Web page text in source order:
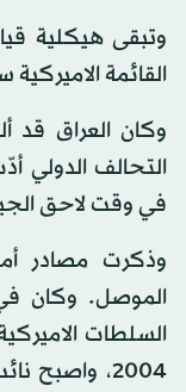
وتبقى هيكلية
القائمة
وكان العراق قد
التحالف الدولي
في وقت لاحق
وذكرت مصادر
الموصل. وكان
السلطات
2004، واصبح